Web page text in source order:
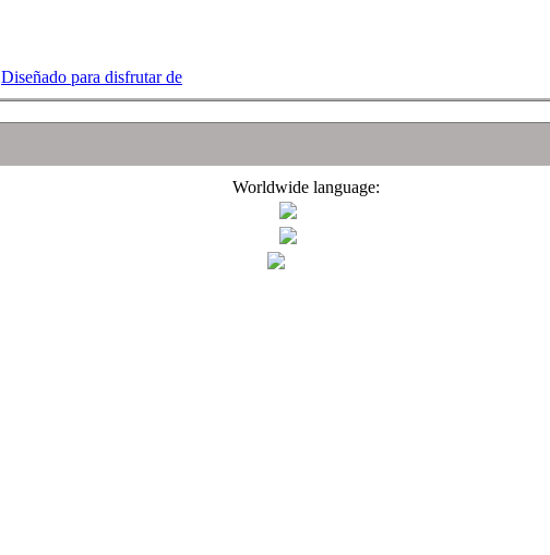
Diseñado para disfrutar de
Worldwide language: